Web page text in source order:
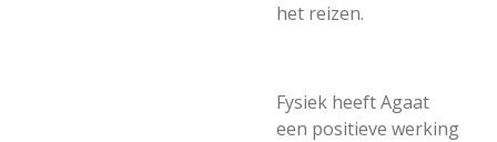
het reizen.
Fysiek heeft Agaat
een positieve werking